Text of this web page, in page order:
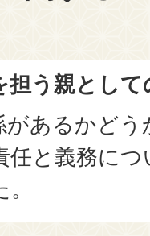
担う親として
があるかど
任と義務に